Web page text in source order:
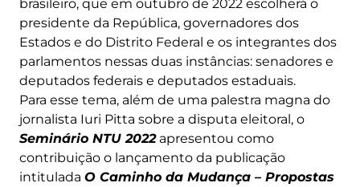
brasileiro, que em outubro de 2022 escolherá o
presidente da República, governadores dos
Estados e do Distrito Federal e os integrantes dos
parlamentos nessas duas instâncias: senadores e
deputados federais e deputados estaduais.
Para esse tema, além de uma palestra magna do
jornalista Iuri Pitta sobre a disputa eleitoral, o
Seminário NTU 2022apresentou como
contribuição o lançamento da publicação
intitulada O Caminho da Mudança – Propostas